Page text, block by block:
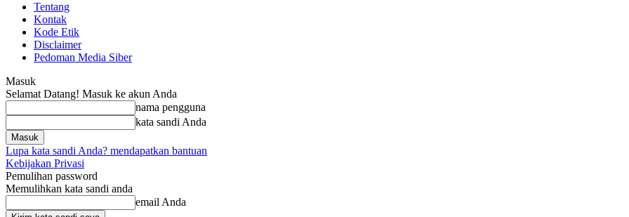
Tentang
Kontak
Kode Etik
Disclaimer
Pedoman Media Siber
Masuk
Selamat Datang! Masuk ke akun Anda
nama pengguna
kata sandi Anda
Lupa kata sandi Anda? mendapatkan bantuan
Kebijakan Privasi
Pemulihan password
Memulihkan kata sandi anda
email Anda